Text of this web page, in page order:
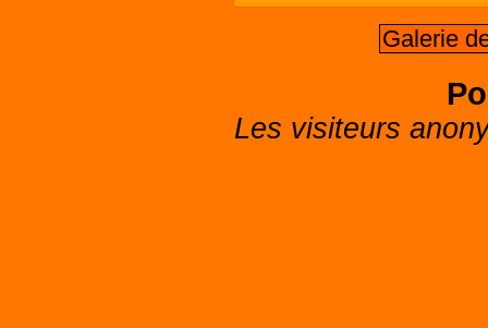
Galerie
Les visiteurs